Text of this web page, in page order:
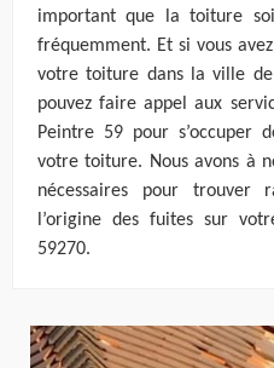
important que la toiture
fréquemment. Et si vous
votre toiture dans la ville
pouvez faire appel aux
Peintre 59 pour s’occuper
votre toiture. Nous avons à
nécessaires pour trouver
l’origine des fuites sur
59270.